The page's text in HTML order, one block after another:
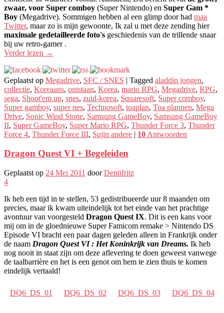
zwaar, voor Super comboy (Super Nintendo) en Super Gam *
Boy (Megadrive). Sommigen hebben al een glimp door had maa
Twitter, maar zo is mijn gewoonte, Ik zal u met deze zending hier
maximale gedetailleerde foto's geschiedenis van de trillende snaar
bij uw retro-gamer .
Verder lezen →
Geplaatst op Megadrive, SFC / SNES | Tagged aladdin jongen,
collectie, Koreaans, ontstaan, Korea, mario RPG, Megadrive, RPG,
sega, Shoot'em up, snes, zuid-korea, Squaresoft, Super comboy,
Super gamboy, super nes, Technosoft, toaplan, Toa plannen, Mega
Drive, Sonic Wind Stone, Samsung GameBoy, Samsung GameBoy
II, Super GameBoy, Super Mario RPG, Thunder Force 3, Thunder
Force 4, Thunder Force III, Sujin andere | 10 Antwoorden
Dragon Quest VI + Begeleiden
Geplaatst op 24 Mei 2011 doorDentifritz
4
Ik heb een tijd in te stellen, 53 gedistribueerde uur 8 maanden om
precies, maar ik kwam uiteindelijk tot het einde van het prachtige
avontuur van voorgesteld Dragon Quest IX. Dit is een kans voor
mij om in de gloednieuwe Super Famicom remake > Nintendo DS
Episode VI bracht een paar dagen geleden alleen in Frankrijk onder
de naam Dragon Quest VI : Het Koninkrijk van Dreams. Ik heb
nog nooit in staat zijn om deze aflevering te doen geweest vanwege
de taalbarrière en het is een genot om hem te zien thuis te komen
eindelijk vertaald!
DQ6_DS_01 DQ6_DS_02 DQ6_DS_03 DQ6_DS_04